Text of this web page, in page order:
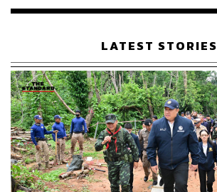
เรือนไทยที่ถูกซุกไว้
LATEST STORIES